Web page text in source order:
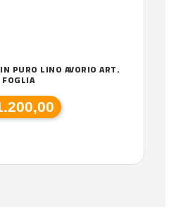
PURO LINO AVORIO ART.
FOGLIA